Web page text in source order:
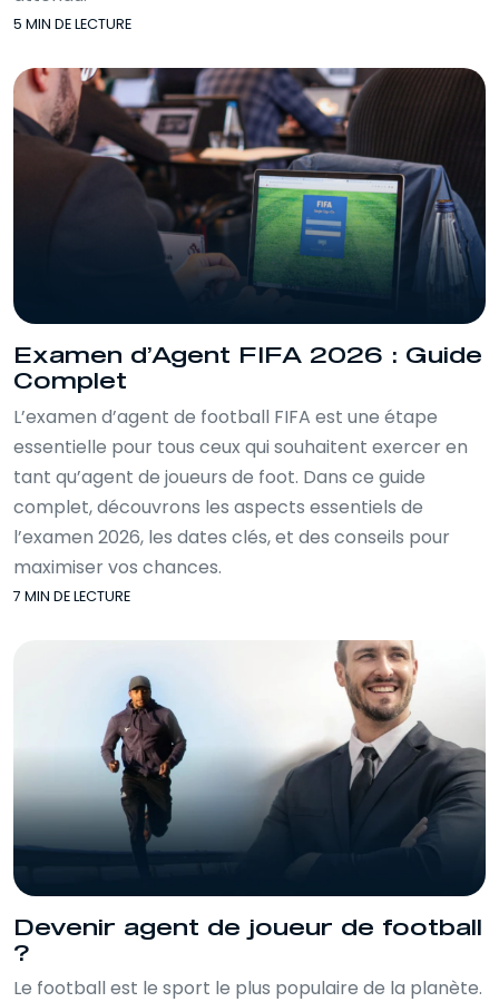
5 MIN DE LECTURE
Examen d’Agent FIFA 2026 : Guide
Complet
L’examen d’agent de football FIFA est une étape
essentielle pour tous ceux qui souhaitent exercer en
tant qu’agent de joueurs de foot. Dans ce guide
complet, découvrons les aspects essentiels de
l’examen 2026, les dates clés, et des conseils pour
maximiser vos chances.
7 MIN DE LECTURE
Devenir agent de joueur de football
?
Le football est le sport le plus populaire de la planète.